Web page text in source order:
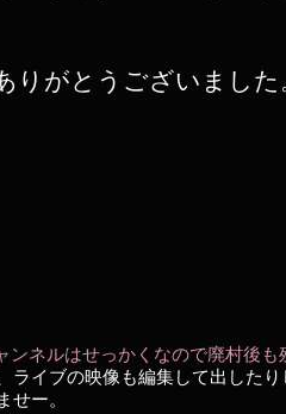
りがとうございました
ネルはせっかくなので廃村後も
ライブの映像も編集して出したり
せー。